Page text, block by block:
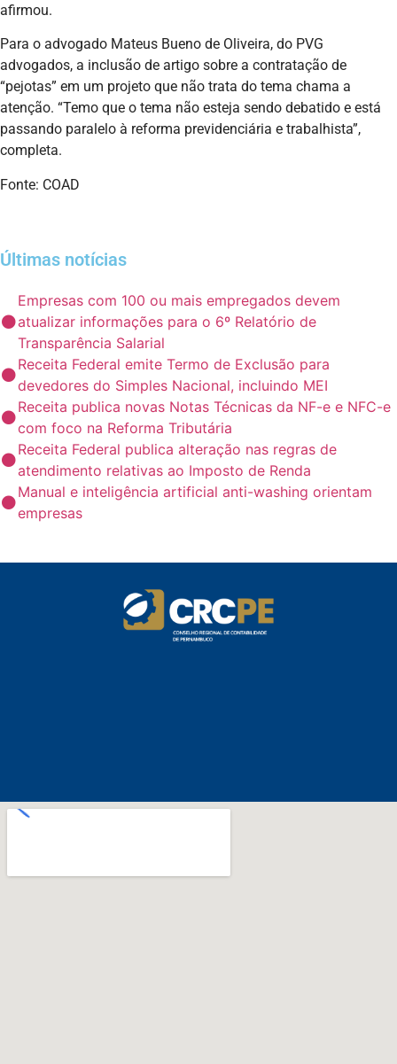
afirmou.
Para o advogado Mateus Bueno de Oliveira, do PVG
advogados, a inclusão de artigo sobre a contratação de
“pejotas” em um projeto que não trata do tema chama a
atenção. “Temo que o tema não esteja sendo debatido e está
passando paralelo à reforma previdenciária e trabalhista”,
completa.
Fonte: COAD
Últimas notícias
Empresas com 100 ou mais empregados devem
atualizar informações para o 6º Relatório de
Transparência Salarial
Receita Federal emite Termo de Exclusão para
devedores do Simples Nacional, incluindo MEI
Receita publica novas Notas Técnicas da NF-e e NFC-e
com foco na Reforma Tributária
Receita Federal publica alteração nas regras de
atendimento relativas ao Imposto de Renda
Manual e inteligência artificial anti-washing orientam
empresas